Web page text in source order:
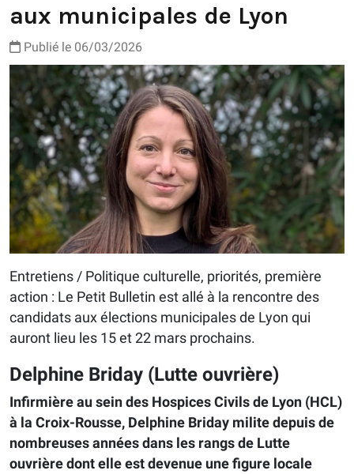
aux municipales de Lyon
Publié le 06/03/2026
Entretiens / Politique culturelle, priorités, première
action : Le Petit Bulletin est allé à la rencontre des
candidats aux élections municipales de Lyon qui
auront lieu les 15 et 22 mars prochains.
Delphine Briday (Lutte ouvrière)
Infirmière au sein des Hospices Civils de Lyon (HCL)
à la Croix-Rousse, Delphine Briday milite depuis de
nombreuses années dans les rangs de Lutte
ouvrière dont elle est devenue une figure locale